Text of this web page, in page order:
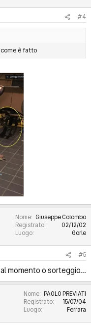
#4
è fatto
Nome Giuseppe Colombo
Registrato
02/12/02
Luogo
Gorle
#5
momento o sorteggio...
Nome PAOLO PREVIATI
Registrato
15/07/04
Luogo
Ferrara